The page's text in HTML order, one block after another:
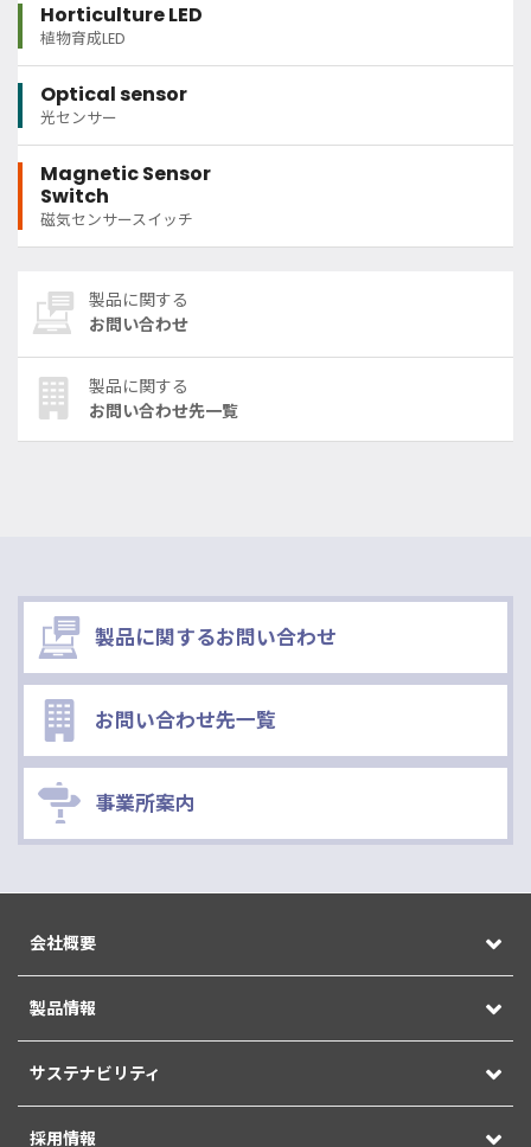
Horticulture LED
植物育成LED
Optical sensor
光センサー
Magnetic Sensor
Switch
磁気センサースイッチ
製品に関する
お問い合わせ
製品に関する
お問い合わせ先一覧
製品に関するお問い合わせ
お問い合わせ先一覧
事業所案内
会社概要
製品情報
サステナビリティ
採用情報